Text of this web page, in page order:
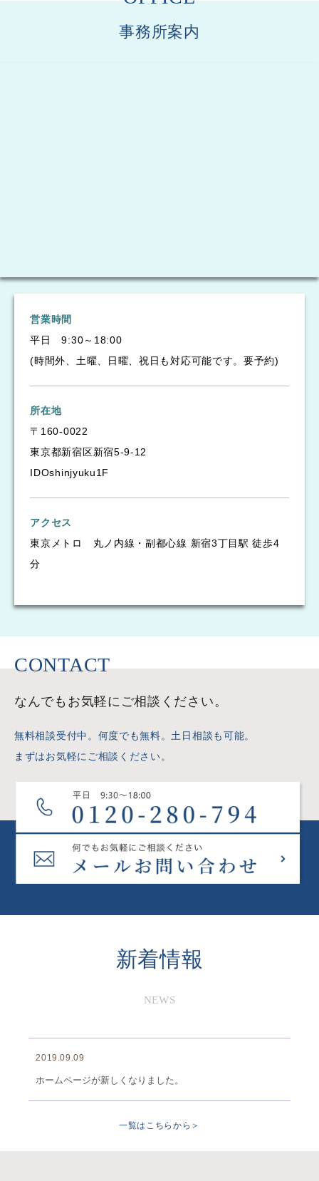
事務所案内
営業時間
平日 9:30～18:00
(時間外、土曜、日曜、祝日も対応可能です。要予約)
所在地
〒160-0022
東京都新宿区新宿5-9-12
IDOshinjyuku1F
アクセス
東京メトロ 丸ノ内線・副都心線 新宿3丁目駅 徒歩4
分
CONTACT
なんでもお気軽に ご相談ください。
無料相談受付中。何度でも無料。土日相談も可能。
まずはお気軽にご相談ください。
新着情報
NEWS
2019.09.09
ホームページが新しくなりました。
一覧はこちらから＞